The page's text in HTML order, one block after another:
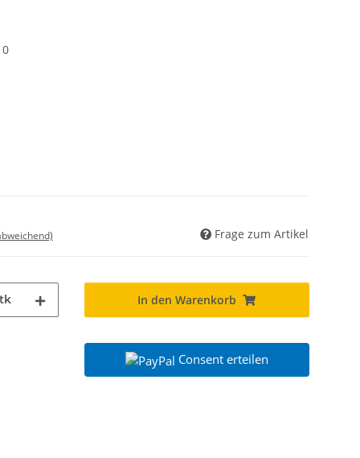
Frage zum Artikel
In den Warenkorb
Consent erteilen